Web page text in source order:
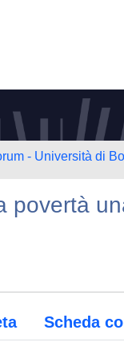
- Università di
povertà
Scheda